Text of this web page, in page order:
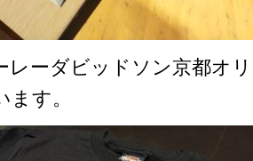
レーダビッドソン京都オ
す。